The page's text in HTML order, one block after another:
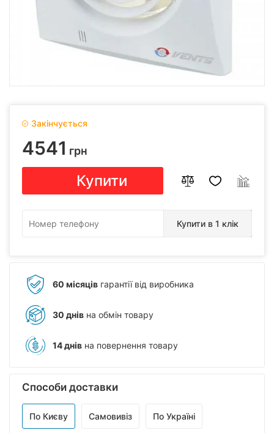
Закінчується
4541 грн
Купити
Купити в 1 клік
60 місяців гарантії від виробника
30 днів на обмін товару
14 днів на повернення товару
Способи доставки
По Києву Самовивіз По Україні